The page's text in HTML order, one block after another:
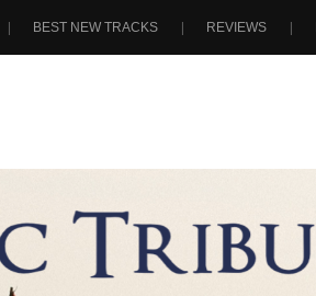
BEST NEW TRACKS REVIEWS